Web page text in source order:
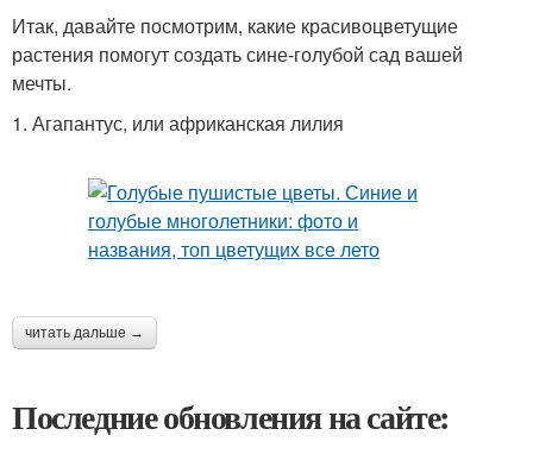
Итак, давайте посмотрим, какие красивоцветущие
растения помогут создать сине-голубой сад вашей
мечты.
1. Агапантус, или африканская лилия
читать дальше →
Последние обновления на сайте: